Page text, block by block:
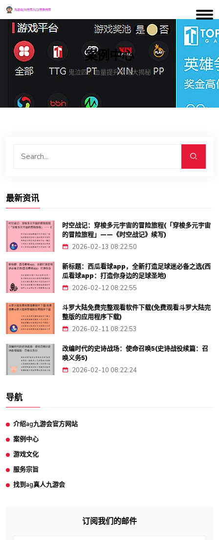
案例中心
鬼泣四：血量提升攻略大揭秘
最新资讯
时空战记：穿梭多元宇宙的冒险旅程(「穿梭多元宇宙
的冒险旅程」——《时空战记》续写)
2026-02-13 08:22:50
新标题：西瓜看球app，全新打造足球迷必备之选(西
瓜看球app：打造你身边的足球圣地)
2026-02-12 08:22:55
斗罗大陆免费完整观看软件下载(免费观看斗罗大陆完
整版的应用程序下载)
2026-02-11 08:22:53
改编时代的史诗战场：使命召唤5(史诗战役续篇：召
唤义务5)
2026-02-10 08:22:24
导航
介绍ag九游会官方网站
案例中心
游戏文化
服务宗旨
找到ag真人九游会
订阅我们的邮件